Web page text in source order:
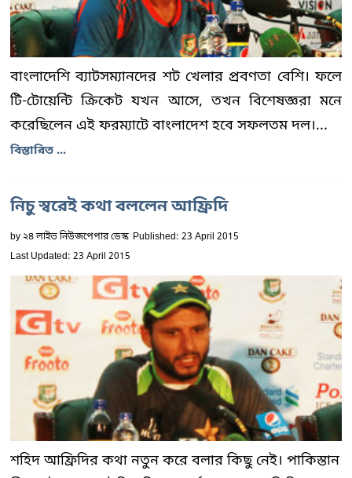
বাংলাদেশি ব্যাটসম্যানদের শট খেলার প্রবণতা বেশি। ফলে
টি-টোয়েন্টি ক্রিকেট যখন আসে, তখন বিশেষজ্ঞরা মনে
করেছিলেন এই ফরম্যাটে বাংলাদেশ হবে সফলতম দল।...
বিস্তারিত ...
নিচু স্বরেই কথা বললেন আফ্রিদি
by২৪ লাইভ নিউজপেপার ডেস্ক Published: 23 April 2015
Last Updated: 23 April 2015
শহিদ আফ্রিদির কথা নতুন করে বলার কিছু নেই। পাকিস্তান